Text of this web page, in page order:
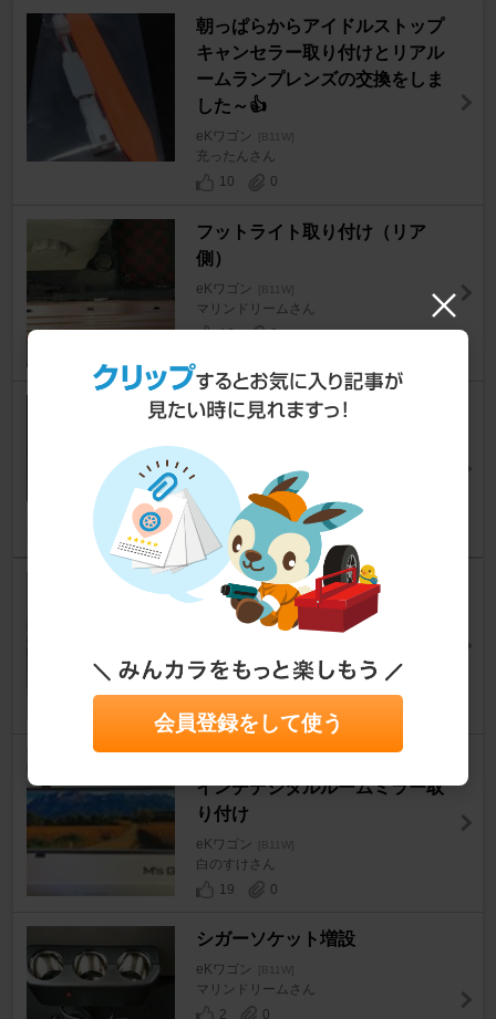
朝っぱらからアイドルストップ
キャンセラー取り付けとリアル
ームランプレンズの交換をしま
した～👍️
eKワゴン [B11W]
充ったんさん
10
0
フットライト取り付け（リア
側）
eKワゴン [B11W]
マリンドリームさん
12
0
LEDルーム球交換（初級レベ
eKワゴン
デリくんさん
0
フットライト取り付け（フロン
ト側）
マリンドリームさん
インチデジタルルームミラー取
り付け
eKワゴン [B11W]
白のすけさん
19
0
シガーソケット増設
eKワゴン [B11W]
マリンドリームさん
2
0
会員登録をして使う